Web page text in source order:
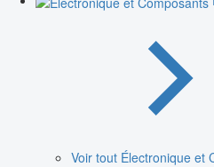
Voir tout Électronique et